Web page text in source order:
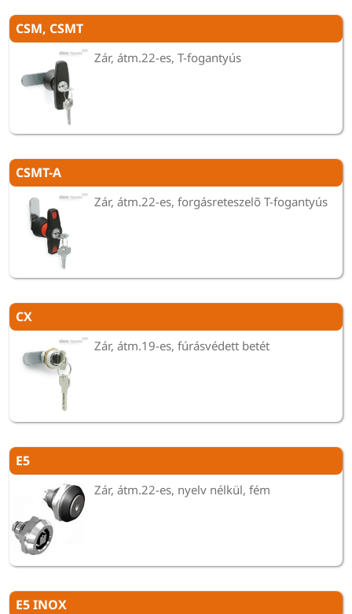
CSM, CSMT
Zár, átm.22-es, T-fogantyús
CSMT-A
Zár, átm.22-es, forgásreteszelõ T-fogantyús
CX
Zár, átm.19-es, fúrásvédett betét
E5
Zár, átm.22-es, nyelv nélkül, fém
E5 INOX